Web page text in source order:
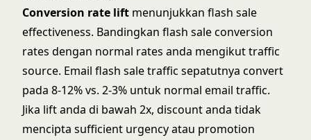
Conversion rate lift menunjukkan flash sale
effectiveness. Bandingkan flash sale conversion
rates dengan normal rates anda mengikut traffic
source. Email flash sale traffic sepatutnya convert
pada 8-12% vs. 2-3% untuk normal email traffic.
Jika lift anda di bawah 2x, discount anda tidak
mencipta sufficient urgency atau promotion